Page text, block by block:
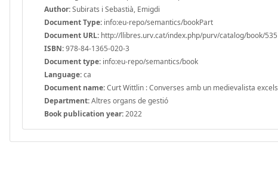
Author:Subirats i Sebastià, Emigdi
Document Type: info:eu-repo/semantics/bookPart
Document URL: http://llibres.urv.cat/index.php/purv/catalog/book/535
ISBN:978-84-1365-020-3
Document type: info:eu-repo/semantics/book
Language:ca
Document name:Curt Wittlin : Converses amb un medievalista excels
Department:Altres organs de gestió
Book publication year:2022